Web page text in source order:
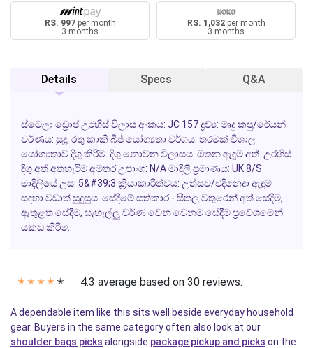
RS. 997per month
3 months
RS. 1,032per month
3 months
Details Specs Q&A
ස්ටෙලා ඩ්‍රොප් උරහිස් විලාස අංකය: JC 157 ද්‍රව්‍ය: මෘදු කපු/රේයන්
වර්ණය: සුදු, රතු කාකි බීජ් යෝග්‍යතා වර්ගය: තරමක් විශාල
යෝග්‍යතාව දිගු කිරීම: දිගු නොවන විලාසය: ඔතන ඇඳුම අත්: උරහිස්
දිගු අත් අතහැරීම අමතර උපාංග: N/A මාදිලි ප්‍රමාණය: UK 8/S
මාදිලියේ උස: 5&#39;3 ක්‍රියාකාරීත්වය: උත්සව/එදිනෙදා ඇඳුම්
සඳහා වඩාත් සුදුසුය. සේදීමේ සත්කාර - සීතල වතුරෙන් අත් සේදීම,
ඇතුළත සේදීම, සැහැල්ලු වර්ණ වෙන වෙනම සේදීම ප්‍රවේශමෙන්
යකඩ කිරීම.
✭ ✭ ✭ ✭ ✭ 4.3 average based on 30 reviews.
A dependable item like this sits well beside everyday household
gear. Buyers in the same category often also look at our
shoulder bags picks alongside package pickup and picks on the